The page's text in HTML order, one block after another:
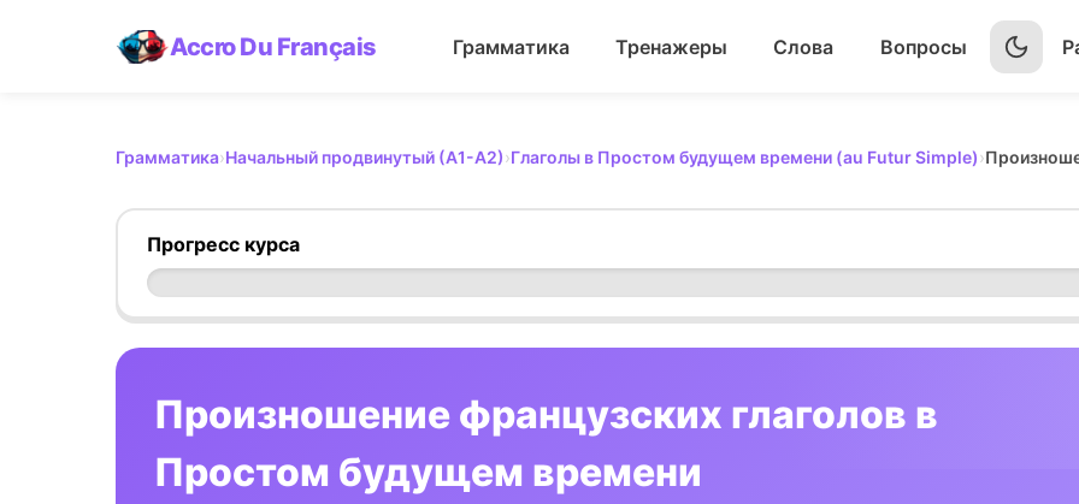
Accro Du Français Грамматика Тренажеры Слова Вопросы
Грамматика›Начальный продвинутый (А1-А2)›Глаголы в Простом будущем времени (au Futur Simple)›
Прогресс курса
Произношение французских глаголов в
Простом будущем времени